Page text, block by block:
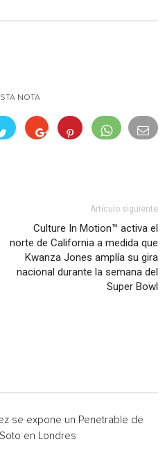
NOTA
Artículo siguiente
Culture In Motion™ activa el
norte de California a medida que
Kwanza Jones amplía su gira
nacional durante la semana del
Super Bowl
se expone un Penetrable de
en Londres